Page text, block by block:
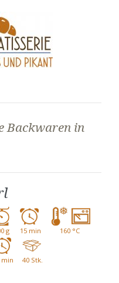
Backwaren in
g 15 min 160 °C
min 40 Stk.